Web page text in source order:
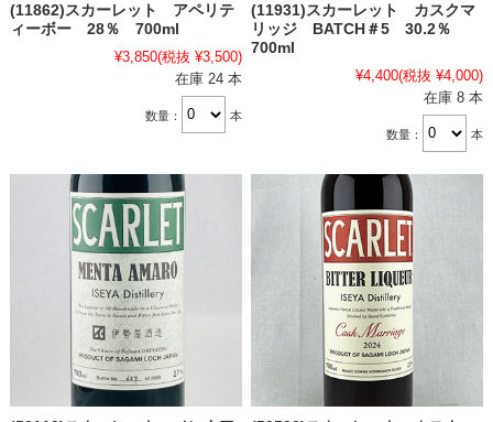
(11862)スカーレット アペリテ
ィーボー 28％ 700ml
¥3,850(税抜 ¥3,500)
在庫 24 本
数量： 本
(11931)スカーレット カスクマ
リッジ BATCH＃5 30.2％
700ml
¥4,400(税抜 ¥4,000)
在庫 8 本
数量： 本